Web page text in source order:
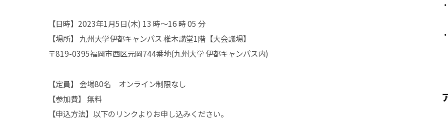
【日時】2023年1⽉5⽇(⽊) 13 時〜16 時 05 分
【場所】 九州大学伊都キャンパス 椎木講堂1階【大会議場】
〒819-0395福岡市西区元岡744番地(九州大学 伊都キャンパス内)
【定員】 会場80名 オンライン制限なし
【参加費】 無料
【申込方法】以下のリンクよりお申し込みください。